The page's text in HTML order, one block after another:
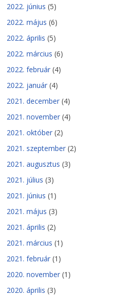
2022. június (5)
2022. május (6)
2022. április (5)
2022. március (6)
2022. február (4)
2022. január (4)
2021. december (4)
2021. november (4)
2021. október (2)
2021. szeptember (2)
2021. augusztus (3)
2021. július (3)
2021. június (1)
2021. május (3)
2021. április (2)
2021. március (1)
2021. február (1)
2020. november (1)
2020. április (3)